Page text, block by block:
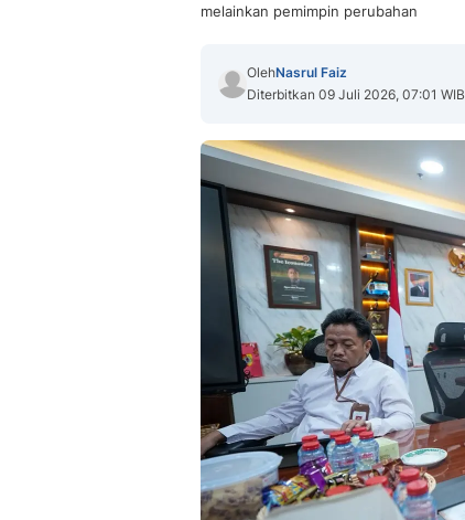
melainkan pemimpin perubahan
OlehNasrul Faiz
Diterbitkan 09 Juli 2026, 07:01 WIB